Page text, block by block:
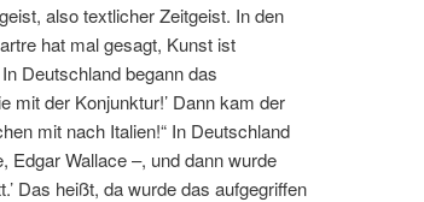
also textlicher Zeitgeist. In den
hat mal gesagt, Kunst ist
Deutschland begann das
mit der Konjunktur!’ Dann kam der
mit nach Italien!“ In Deutschland
Edgar Wallace –, und dann wurde
Das heißt, da wurde das aufgegriffen